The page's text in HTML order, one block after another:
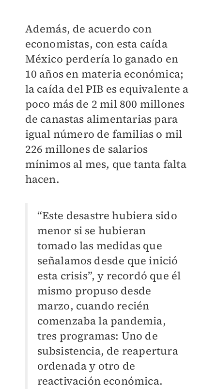
Además, de acuerdo con
economistas, con esta caída
México perdería lo ganado en
10 años en materia económica;
la caída del PIB es equivalente a
poco más de 2 mil 800 millones
de canastas alimentarias para
igual número de familias o mil
226 millones de salarios
mínimos al mes, que tanta falta
hacen.
“Este desastre hubiera sido
menor si se hubieran
tomado las medidas que
señalamos desde que inició
esta crisis”, y recordó que él
mismo propuso desde
marzo, cuando recién
comenzaba la pandemia,
tres programas: Uno de
subsistencia, de reapertura
ordenada y otro de
reactivación económica.